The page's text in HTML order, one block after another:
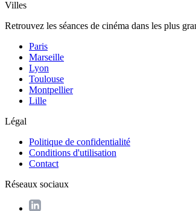
Villes
Retrouvez les séances de cinéma dans les plus
Paris
Marseille
Lyon
Toulouse
Montpellier
Lille
Légal
Politique de confidentialité
Conditions d'utilisation
Contact
Réseaux sociaux